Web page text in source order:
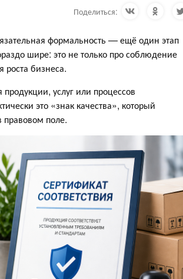
Поделиться:
формальность — ещё один этап
шире: это не только про соблюдение
бизнеса.
услуг или процессов
это «знак качества», который
правовом поле.